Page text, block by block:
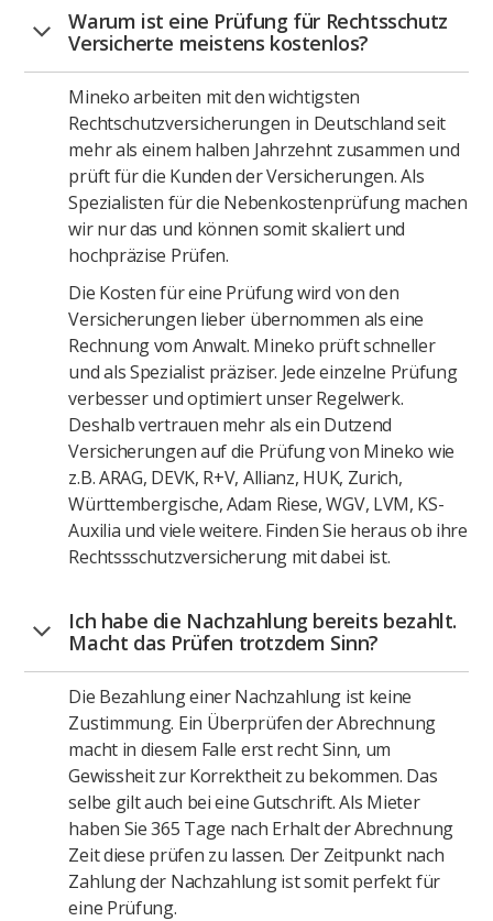
Warum ist eine Prüfung für Rechtsschutz
Versicherte meistens kostenlos?
Mineko arbeiten mit den wichtigsten
Rechtschutzversicherungen in Deutschland seit
mehr als einem halben Jahrzehnt zusammen und
prüft für die Kunden der Versicherungen. Als
Spezialisten für die Nebenkostenprüfung machen
wir nur das und können somit skaliert und
hochpräzise Prüfen.
Die Kosten für eine Prüfung wird von den
Versicherungen lieber übernommen als eine
Rechnung vom Anwalt. Mineko prüft schneller
und als Spezialist präziser. Jede einzelne Prüfung
verbesser und optimiert unser Regelwerk.
Deshalb vertrauen mehr als ein Dutzend
Versicherungen auf die Prüfung von Mineko wie
z.B. ARAG, DEVK, R+V, Allianz, HUK, Zurich,
Württembergische, Adam Riese, WGV, LVM, KS-
Auxilia und viele weitere. Finden Sie heraus ob ihre
Rechtssschutzversicherung mit dabei ist.
Ich habe die Nachzahlung bereits bezahlt.
Macht das Prüfen trotzdem Sinn?
Die Bezahlung einer Nachzahlung ist keine
Zustimmung. Ein Überprüfen der Abrechnung
macht in diesem Falle erst recht Sinn, um
Gewissheit zur Korrektheit zu bekommen. Das
selbe gilt auch bei eine Gutschrift. Als Mieter
haben Sie 365 Tage nach Erhalt der Abrechnung
Zeit diese prüfen zu lassen. Der Zeitpunkt nach
Zahlung der Nachzahlung ist somit perfekt für
eine Prüfung.